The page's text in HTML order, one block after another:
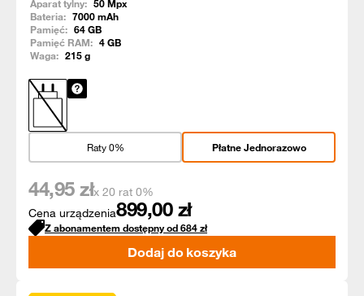
Aparat tylny: 50 Mpx
Bateria: 7000mAh
Pamięć: 64GB
Pamięć RAM: 4GB
Waga: 215g
Płatne Jednorazowo
Raty 0%
Cena urządzenia899,00 zł
44,95 złx 20 rat 0%
Z abonamentem dostępny od684zł
Dodaj do koszyka